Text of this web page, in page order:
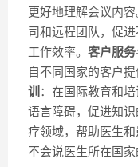
更好地理解会议内容
司和远程团队，促
工作效率。 客户服
自不同国家的客户提
训 ：在国际教育和
语言障碍，促进知识
疗领域，帮助医生
不会说医生所在国家